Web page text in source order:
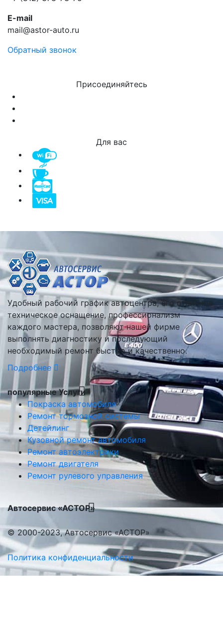
E-mail
mail@astor-auto.ru
Обратный звонок
Присоединяйтесь
Для вас
Удобный рабочий график автоцентра, его отличное
техническое оснащение, профессионализм
каждого мастера, позволяют нашей фирме
выполнять диагностику и последующий
необходимый ремонт быстро и качественно.
Подробнее
популярные Услуги
Покраска автомобиля
Ремонт тормозной системы
Детейлинг
Кузовной ремонт автомобиля
Ремонт автоэлектрики
Ремонт двигателя
Ремонт рулевого управления
Автосервис «АСТОР»
© 2000-2023, Автосервис «АСТОР»
Политика конфиденциальности